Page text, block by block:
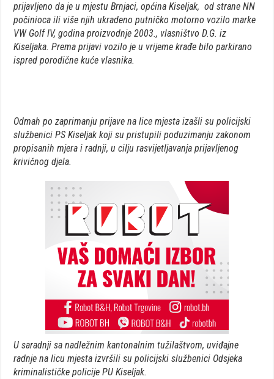
prijavljeno da je u mjestu Brnjaci, općina Kiseljak, od strane NN
počinioca ili više njih ukradeno putničko motorno vozilo marke
VW Golf IV, godina proizvodnje 2003., vlasništvo D.G. iz
Kiseljaka. Prema prijavi vozilo je u vrijeme krađe bilo parkirano
ispred porodične kuće vlasnika.
Odmah po zaprimanju prijave na lice mjesta izašli su policijski
službenici PS Kiseljak koji su pristupili poduzimanju zakonom
propisanih mjera i radnji, u cilju rasvijetljavanja prijavljenog
krivičnog djela.
U saradnji sa nadležnim kantonalnim tužilaštvom, uviđajne
radnje na licu mjesta izvršili su policijski službenici Odsjeka
kriminalističke policije PU Kiseljak.